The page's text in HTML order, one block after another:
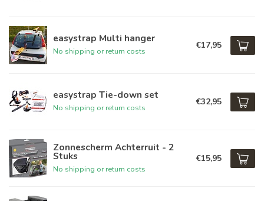
easystrap Multi hanger
No shipping or return costs
€17,95
easystrap Tie-down set
No shipping or return costs
€32,95
Zonnescherm Achterruit - 2
Stuks
No shipping or return costs
€15,95